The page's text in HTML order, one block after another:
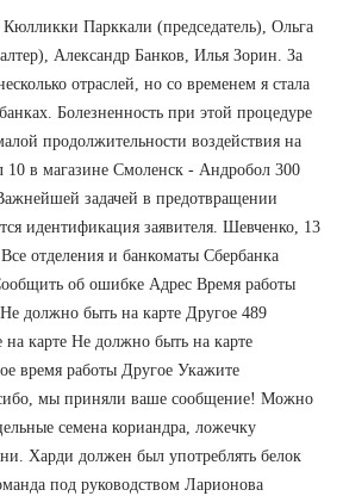
Парккали (председатель), Ольга
Александр Банков, Илья Зорин. За
отраслей, но со временем я стала
Болезненность при этой процедуре
продолжительности воздействия на
10 в магазине Смоленск - Андробол 300
задачей в предотвращении
идентификация заявителя. Шевченко, 13
отделения и банкоматы Сбербанка
об ошибке Адрес Время работы
должно быть на карте Другое 489
карте Не должно быть на карте
время работы Другое Укажите
мы приняли ваше сообщение! Можно
семена кориандра, ложечку
Харди должен был употреблять белок
под руководством Ларионова